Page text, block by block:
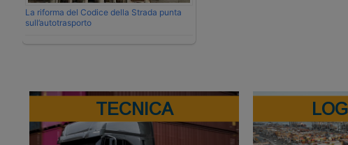
La riforma del Codice della Strada punta
sull’autotrasporto
TECNICA